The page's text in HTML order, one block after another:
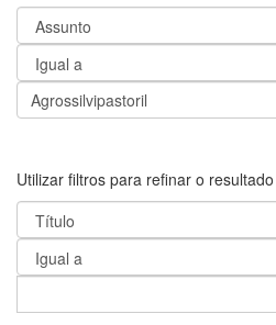
Utilizar filtros para refinar o